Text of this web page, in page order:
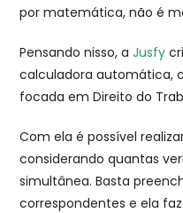
por matemática, não é
Pensando nisso, aJusfy
calculadora automática,
focada em Direito do
Com ela é possível
considerando quantas
simultânea. Basta
correspondentes e ela